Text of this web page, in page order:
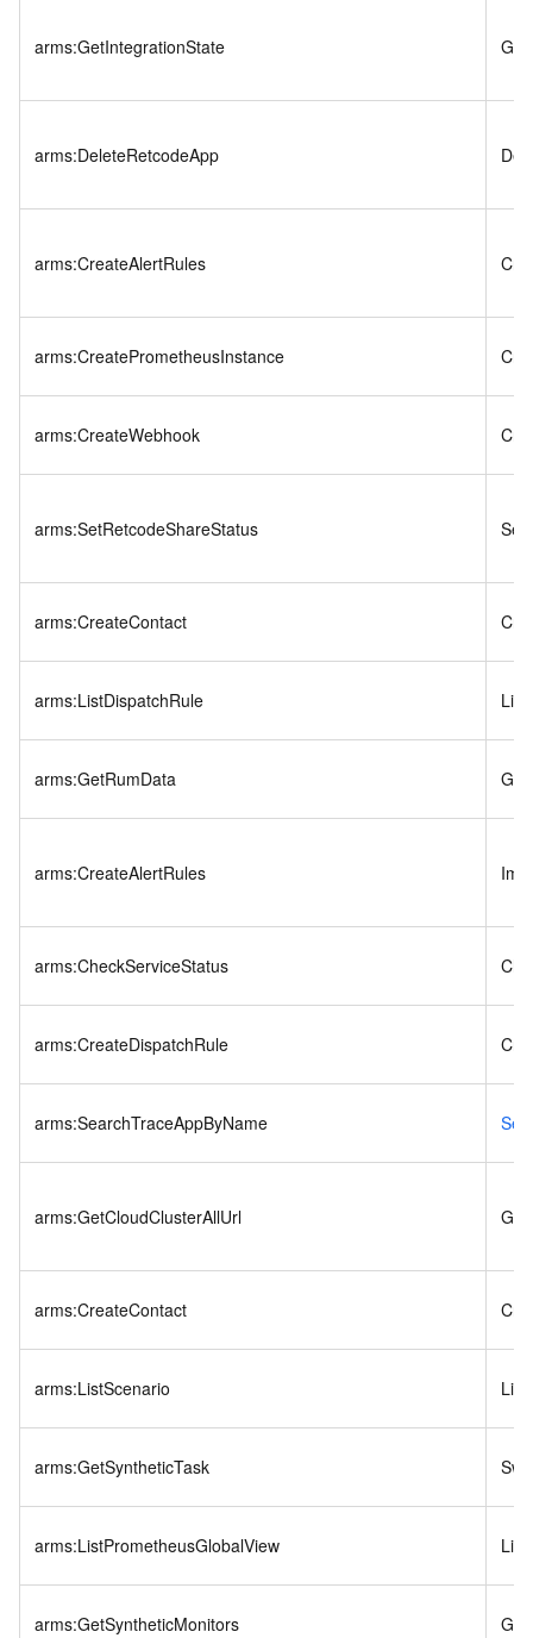
arms:GetIntegrationState
arms:DeleteRetcodeApp
arms:CreateAlertRules
arms:CreatePrometheusInstance
arms:CreateWebhook
arms:SetRetcodeShareStatus
arms:CreateContact
arms:ListDispatchRule
arms:GetRumData
arms:CreateAlertRules
arms:CheckServiceStatus
arms:CreateDispatchRule
arms:SearchTraceAppByName
arms:GetCloudClusterAllUrl
arms:CreateContact
arms:ListScenario
arms:GetSyntheticTask
arms:ListPrometheusGlobalView
arms:GetSyntheticMonitors